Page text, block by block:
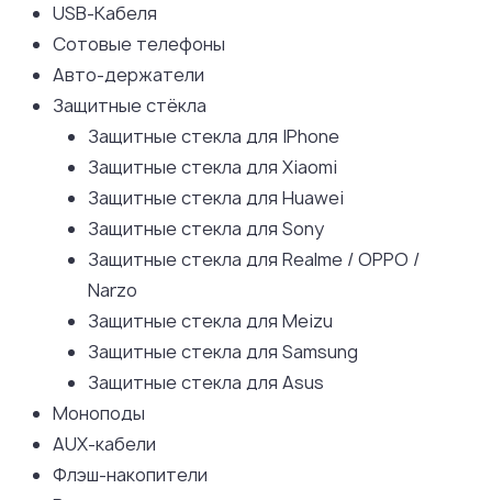
USB-Кабеля
Сотовые телефоны
Авто-держатели
Защитные стёкла
Защитные стекла для IPhone
Защитные стекла для Xiaomi
Защитные стекла для Huawei
Защитные стекла для Sony
Защитные стекла для Realme / OPPO /
Narzo
Защитные стекла для Meizu
Защитные стекла для Samsung
Защитные стекла для Asus
Моноподы
AUX-кабели
Флэш-накопители